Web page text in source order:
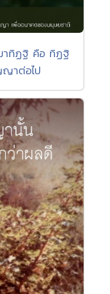
าทิฏฐิ คือ ทิฏฐิ
ญาต่อไป